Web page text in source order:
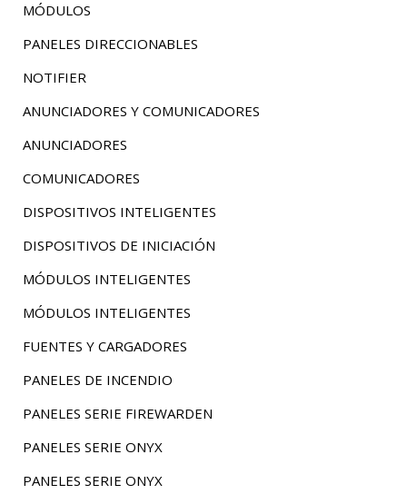
MÓDULOS
PANELES DIRECCIONABLES
NOTIFIER
ANUNCIADORES Y COMUNICADORES
ANUNCIADORES
COMUNICADORES
DISPOSITIVOS INTELIGENTES
DISPOSITIVOS DE INICIACIÓN
MÓDULOS INTELIGENTES
MÓDULOS INTELIGENTES
FUENTES Y CARGADORES
PANELES DE INCENDIO
PANELES SERIE FIREWARDEN
PANELES SERIE ONYX
PANELES SERIE ONYX